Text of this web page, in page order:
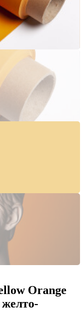
Orange